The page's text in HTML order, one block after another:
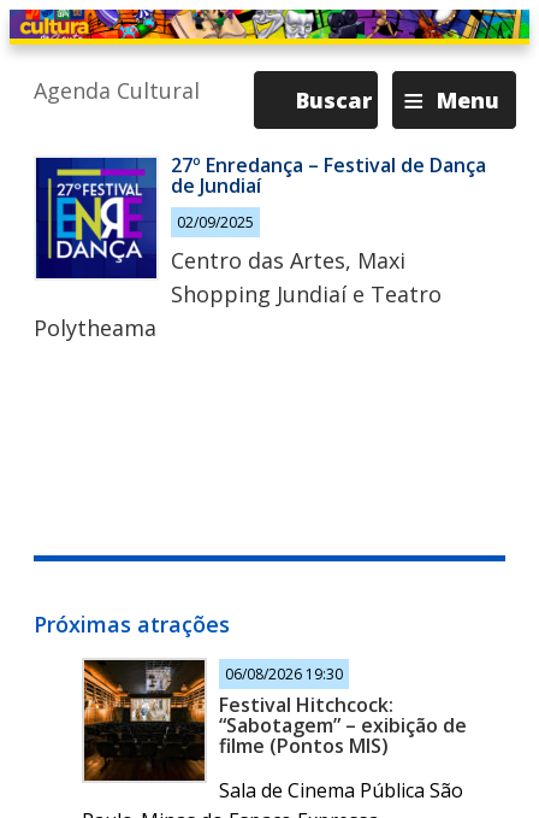
≡ Menu
Buscar
Agenda Cultural
27º Enredança – Festival de Dança
de Jundiaí
02/09/2025
Centro das Artes, Maxi
Shopping Jundiaí e Teatro
Polytheama
Próximas atrações
06/08/2026 19:30
Festival Hitchcock:
“Sabotagem” – exibição de
filme (Pontos MIS)
Sala de Cinema Pública São